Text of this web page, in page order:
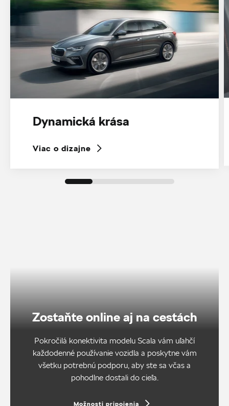
Dynamická krása
Viac o dizajne
Zostaňte online aj na cestách
Pokročilá konektivita modelu Scala vám uľahčí
každodenné používanie vozidla a poskytne vám
všetku potrebnú podporu, aby ste sa včas a
pohodlne dostali do cieľa.
Možnosti pripojenia